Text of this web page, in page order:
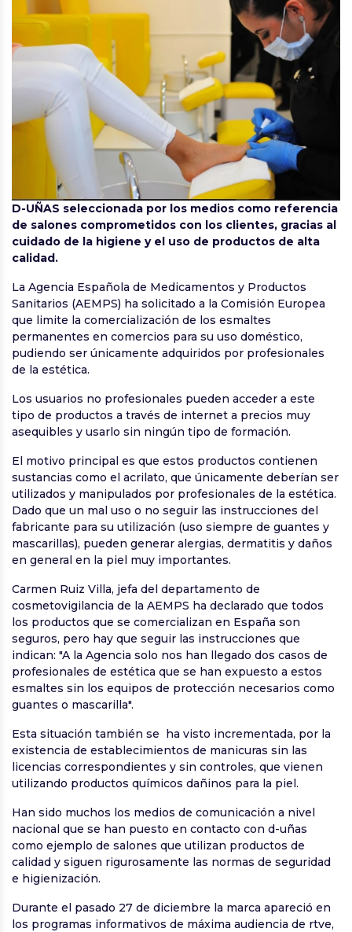
D-UÑAS seleccionada por los medios como referencia
de salones comprometidos con los clientes, gracias al
cuidado de la higiene y el uso de productos de alta
calidad.
La Agencia Española de Medicamentos y Productos
Sanitarios (AEMPS) ha solicitado a la Comisión Europea
que limite la comercialización de los esmaltes
permanentes en comercios para su uso doméstico,
pudiendo ser únicamente adquiridos por profesionales
de la estética.
Los usuarios no profesionales pueden acceder a este
tipo de productos a través de internet a precios muy
asequibles y usarlo sin ningún tipo de formación.
El motivo principal es que estos productos contienen
sustancias como el acrilato, que únicamente deberían ser
utilizados y manipulados por profesionales de la estética.
Dado que un mal uso o no seguir las instrucciones del
fabricante para su utilización (uso siempre de guantes y
mascarillas), pueden generar alergias, dermatitis y daños
en general en la piel muy importantes.
Carmen Ruiz Villa, jefa del departamento de
cosmetovigilancia de la AEMPS ha declarado que todos
los productos que se comercializan en España son
seguros, pero hay que seguir las instrucciones que
indican: "A la Agencia solo nos han llegado dos casos de
profesionales de estética que se han expuesto a estos
esmaltes sin los equipos de protección necesarios como
guantes o mascarilla".
Esta situación también se ha visto incrementada, por la
existencia de establecimientos de manicuras sin las
licencias correspondientes y sin controles, que vienen
utilizando productos químicos dañinos para la piel.
Han sido muchos los medios de comunicación a nivel
nacional que se han puesto en contacto con d-uñas
como ejemplo de salones que utilizan productos de
calidad y siguen rigurosamente las normas de seguridad
e higienización.
Durante el pasado 27 de diciembre la marca apareció en
los programas informativos de máxima audiencia de rtve,